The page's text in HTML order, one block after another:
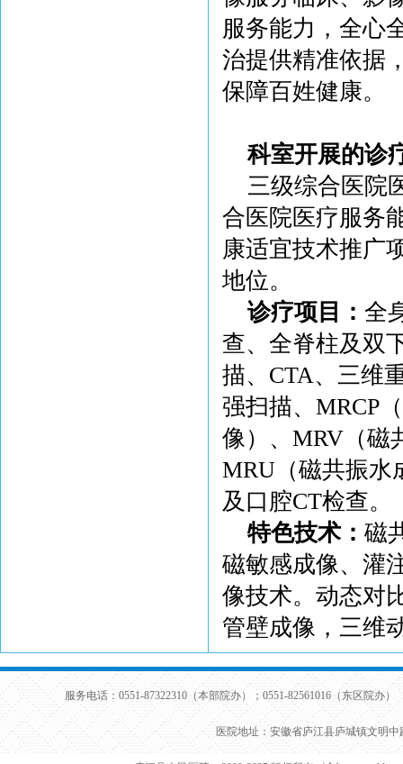
服务能力，全心
治提供精准依据
保障百姓健康。
科室开展的诊
三级综合医院
合医院医疗服务
康适宜技术推广
地位。
诊疗项目： 全
查、全脊柱及双
描、CTA、三维
强扫描、MRCP
像）、MRV（磁
MRU（磁共振水
及口腔CT检查。
特色技术： 磁
磁敏感成像、灌
像技术。动态对
管壁成像，三维
服务电话：0551-87322310（本部院办）；0551-82561016（东区院办
医院地址：安徽省庐江县庐城镇文明